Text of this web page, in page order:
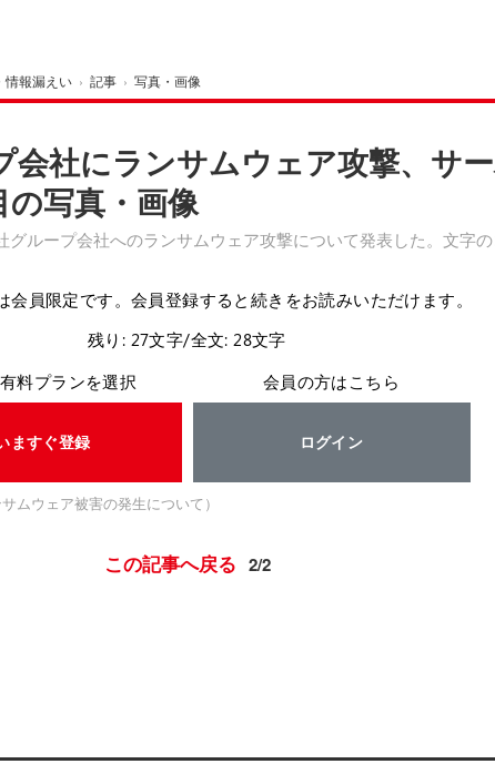
情報漏えい › 記事 › 写真・画像
会社にランサムウェア攻撃、サ
写真・画像
ループ会社へのランサムウェア攻撃について発表した。文字
会員限定です。会員登録すると続きをお読みいただけます。
残り: 27文字/全文: 28文字
料プランを選択
ますぐ登録
会員の方はこちら
ログイン
ムウェア被害の発生について）
この記事へ戻る 2/2